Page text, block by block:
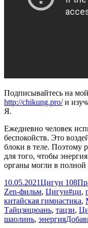
Подписывайтесь на
http://chikung.pro/и
Я.
Ежедневно человек
беспокойств. Это
блоки в теле. Поэтому
для того, чтобы
органы могли в полной
Опубликовано
10.05.2021Автор
Цигун 108
Zen-фильм, Цигун#ци,
китайская гимнастика,
Тайцзицюань, тацзи,
шаолинь, энергия